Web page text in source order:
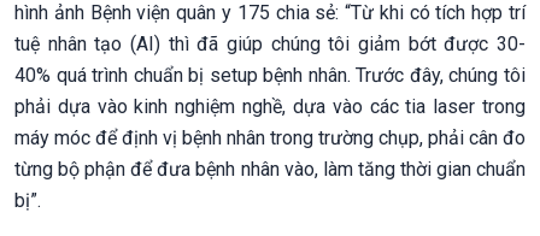
hình ảnh Bệnh viện quân y 175 chia sẻ: “Từ khi có tích hợp trí
tuệ nhân tạo (AI) thì đã giúp chúng tôi giảm bớt được 30-
40% quá trình chuẩn bị setup bệnh nhân. Trước đây, chúng tôi
phải dựa vào kinh nghiệm nghề, dựa vào các tia laser trong
máy móc để định vị bệnh nhân trong trường chụp, phải cân đo
từng bộ phận để đưa bệnh nhân vào, làm tăng thời gian chuẩn
bị”.